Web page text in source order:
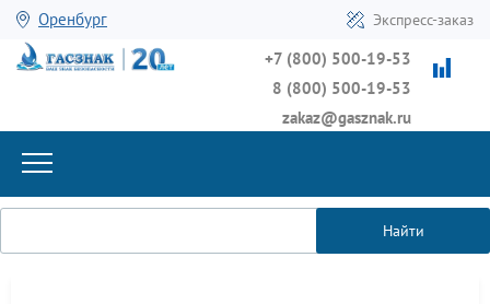
Оренбург Экспресс-заказ
+7 (800) 500-19-53
8 (800) 500-19-53
zakaz@gasznak.ru
Найти